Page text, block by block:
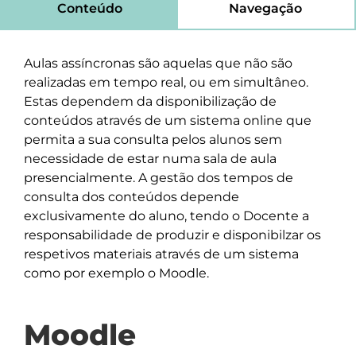
Conteúdo Navegação
Aulas assíncronas são aquelas que não são
realizadas em tempo real, ou em simultâneo.
Estas dependem da disponibilização de
conteúdos através de um sistema online que
permita a sua consulta pelos alunos sem
necessidade de estar numa sala de aula
presencialmente. A gestão dos tempos de
consulta dos conteúdos depende
exclusivamente do aluno, tendo o Docente a
responsabilidade de produzir e disponibilzar os
respetivos materiais através de um sistema
como por exemplo o Moodle.
Moodle